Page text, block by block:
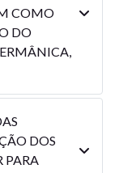
COMO
DO
DOS
PARA